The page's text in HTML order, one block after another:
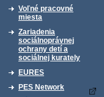
Voľné pracovné
miesta
Zariadenia
sociálnoprávnej
ochrany detí a
sociálnej kurately
EURES
PES Network